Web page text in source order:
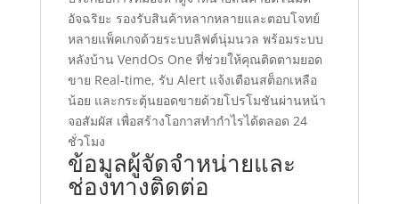
อัจฉริยะ รองรับสินค้าหลากหลายและตอบโจทย์
หลายแพ็คเกจด้วยระบบลิฟต์นุ่มนวล พร้อมระบบ
หลังบ้าน VendOs One ที่ช่วยให้คุณติดตามยอด
ขาย Real-time, รับ Alert แจ้งเตือนสต็อกเหลือ
น้อย และกระตุ้นยอดขายด้วยโปรโมชันผ่านหน้า
จอสัมผัส เพื่อสร้างโอกาสทำกำไรได้ตลอด 24
ชั่วโมง
ข้อมูลผู้จัดจำหน่ายและ
ช่องทางติดต่อ